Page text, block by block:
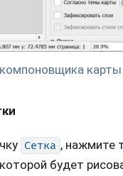
карты
Сетка , нажмите
будет